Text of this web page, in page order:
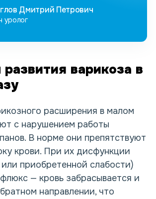
Дмитрий Петрович
уролог
варикоза в
расширения в малом
с нарушением работы
В норме они препятствуют
крови. При их дисфункции
приобретенной слабости)
— кровь забрасывается и
направлении, что